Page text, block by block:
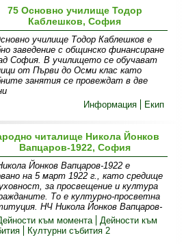
75 Основно училище Тодор
Каблешков, София
училище Тодор Каблешков е
заведение с общинско финансиране
София. В училището се обучават
от Първи до Осми клас като
занятия се провеждат в две
Информация
Екип
читалище Никола Йонков
Вапцаров-1922, София
Йонков Вапцаров-1922 е
на 5 март 1922 г., като средище
за просвещение и култура
То е културно-просветна
НЧ Никола Йонков Вапцаров-
към момента
Дейности към
Културни събития 2